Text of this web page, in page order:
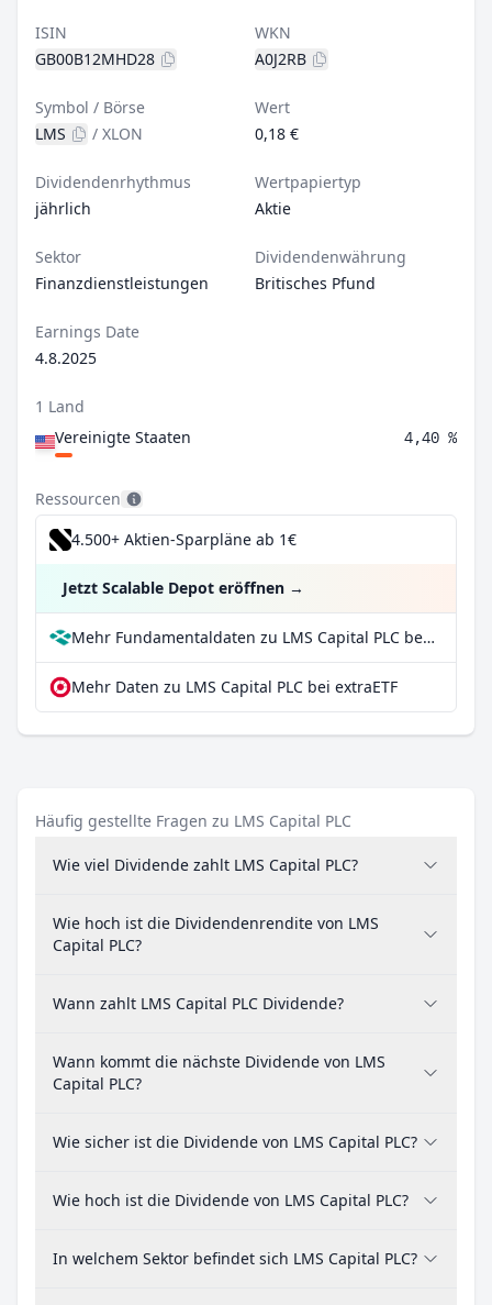
ISIN
GB00B12MHD28
WKN
A0J2RB
Symbol / Börse
LMS
/ XLON
Wert
0,18 €
Dividendenrhythmus
jährlich
Wertpapiertyp
Aktie
Sektor
Finanzdienstleistungen
Dividendenwährung
Britisches Pfund
Earnings Date
4.8.2025
1 Land
Vereinigte Staaten
4,40 %
Ressourcen
4.500+ Aktien-Sparpläne ab 1€
Jetzt Scalable Depot eröffnen →
Mehr Fundamentaldaten zu LMS Capital PLC bei Parqet
Mehr Daten zu LMS Capital PLC bei extraETF
Häufig gestellte Fragen zu LMS Capital PLC
Wie viel Dividende zahlt LMS Capital PLC?
Wie hoch ist die Dividendenrendite von LMS
Capital PLC?
Wann zahlt LMS Capital PLC Dividende?
Wann kommt die nächste Dividende von LMS
Capital PLC?
Wie sicher ist die Dividende von LMS Capital PLC?
Wie hoch ist die Dividende von LMS Capital PLC?
In welchem Sektor befindet sich LMS Capital PLC?